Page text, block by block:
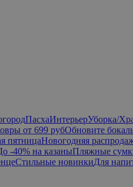
ПасхаИнтерьерУборка/
от 699 рубОбновите
пятницаНовогодняя
-40% на казаныПляжные
Стильные новинкиДля